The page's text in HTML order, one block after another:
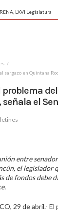
LXVI Legislatura
sargazo en Quintana
el
entre
el legislador
de fondos debe
29 de abril.-